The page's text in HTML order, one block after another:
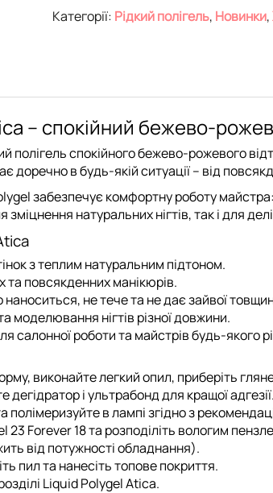
Категорії: Рідкий полігель, Новинки,
– спокійний бежево-
полігель спокійного бежево-рожевого
в будь-якій ситуації – від
забезпечує комфортну роботу
зміцнення натуральних нігтів, так і для
з теплим натуральним підтоном.
та повсякденних манікюрів.
не тече та не дає зайвої
моделювання нігтів різної довжини.
роботи та майстрів будь-якого
виконайте легкий опил, приберіть
дегідраторіультрабонддля кращої адгезії.
полімеризуйте в лампі згідно з
23 Forever 18 та розподіліть вологим
від потужності обладнання).
пил та нанесітьтопове покриття.
Liquid Polygel Atica.